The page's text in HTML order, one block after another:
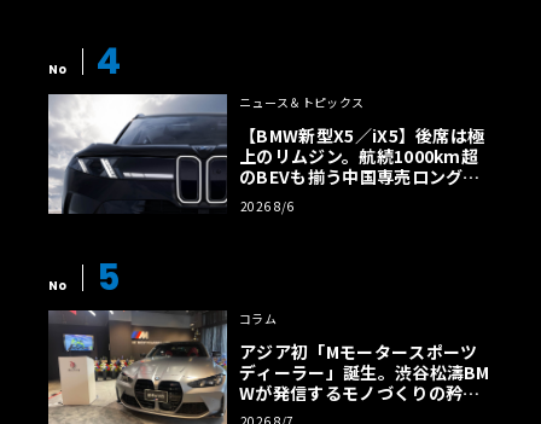
No 4
ニュース＆トピックス
【BMW新型X5／iX5】後席は極
上のリムジン。航続1000km超
のBEVも揃う中国専売ロング仕
様の全貌
2026 8/6
No 5
コラム
アジア初「Mモータースポーツ
ディーラー」誕生。渋谷松濤BM
Wが発信するモノづくりの矜持
【木下隆之コラム】